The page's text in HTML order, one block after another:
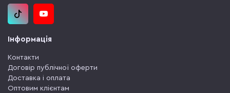
Інформація
Контакти
Договір публічної оферти
Доставка і оплата
Оптовим клієнтам